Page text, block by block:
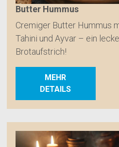
Butter Hummus
Cremiger Butter Hummus
Tahini und Ayvar – ein
Brotaufstrich!
MEHR
DETAILS